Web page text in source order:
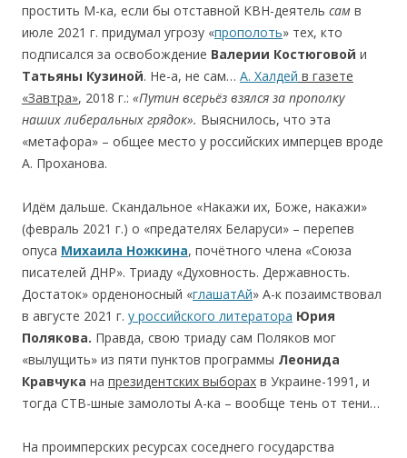
простить М-ка, если бы отставной КВН-деятель сам в
июле 2021 г. придумал угрозу «прополоть» тех, кто
подписался за освобождение Валерии Костюговой и
Татьяны Кузиной. Не-а, не сам… А. Халдей в газете
«Завтра», 2018 г.: «Путин всерьёз взялся за прополку
наших либеральных грядок». Выяснилось, что эта
«метафoра» – общее место у российских имперцев вроде
А. Проханова.
Идём дальше. Скандальное «Накажи их, Боже, накажи»
(февраль 2021 г.) о «предателях Беларуси» – перепев
опуса Михаила Ножкина, почётного члена «Союза
писателей ДНР». Триаду «Духовность. Державность.
Достаток» орденоносный «глашатАй» А-к позаимствовал
в августе 2021 г. у российского литератора Юрия
Полякова. Правда, свою триаду сам Поляков мог
«вылущить» из пяти пунктов программы Леонида
Кравчука на президентских выборах в Украине-1991, и
тогда СТВ-шные замолоты А-ка – вообще тень от тени…
На проимперских ресурсах соседнего государства